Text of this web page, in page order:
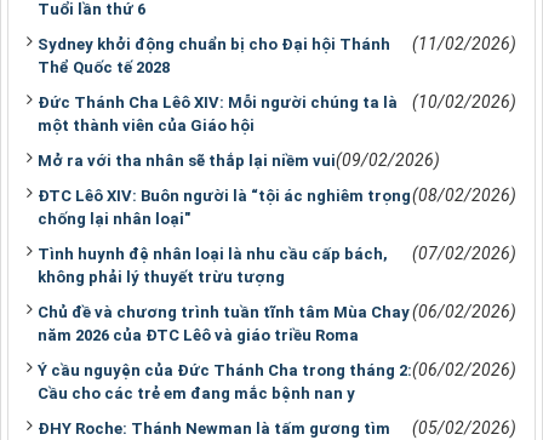
Tuổi lần thứ 6
Sydney khởi động chuẩn bị cho Đại hội Thánh
Thể Quốc tế 2028
(11/02/2026)
Đức Thánh Cha Lêô XIV: Mỗi người chúng ta là
một thành viên của Giáo hội
(10/02/2026)
Mở ra với tha nhân sẽ thắp lại niềm vui(09/02/2026)
ĐTC Lêô XIV: Buôn người là “tội ác nghiêm trọng
chống lại nhân loại"
(08/02/2026)
Tình huynh đệ nhân loại là nhu cầu cấp bách,
không phải lý thuyết trừu tượng
(07/02/2026)
Chủ đề và chương trình tuần tĩnh tâm Mùa Chay
năm 2026 của ĐTC Lêô và giáo triều Roma
(06/02/2026)
Ý cầu nguyện của Đức Thánh Cha trong tháng 2:
Cầu cho các trẻ em đang mắc bệnh nan y
(06/02/2026)
ĐHY Roche: Thánh Newman là tấm gương tìm
(05/02/2026)